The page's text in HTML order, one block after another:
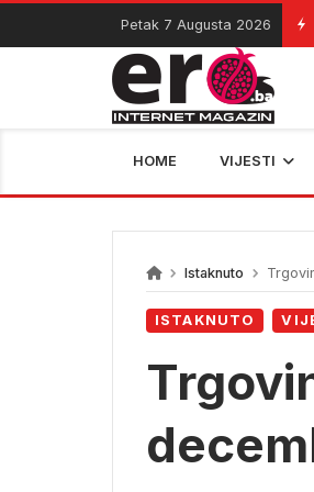
Skip
content
Petak 7 Augusta 2026 06/
HOME VIJESTI
Istaknuto
ISTAKNUTO